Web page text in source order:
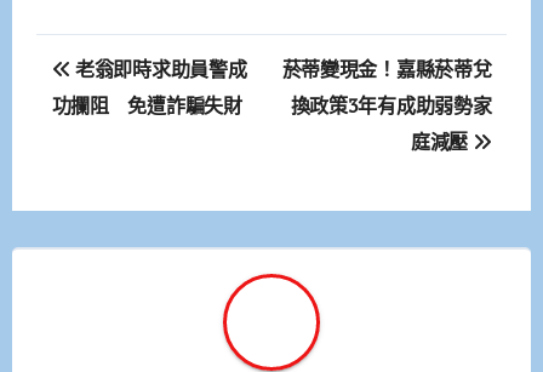
文
章
覽
老翁即時求助員警成
功攔阻 免遭詐騙失財
菸蒂變現金！嘉縣菸蒂兌
換政策3年有成助弱勢家
庭減壓